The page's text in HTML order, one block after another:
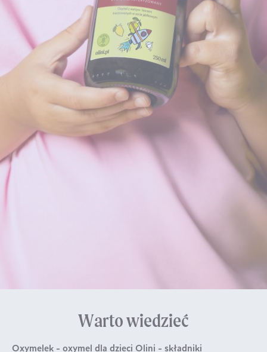
Warto wiedzieć
Oxymelek - oxymel dla dzieci Olini - składniki